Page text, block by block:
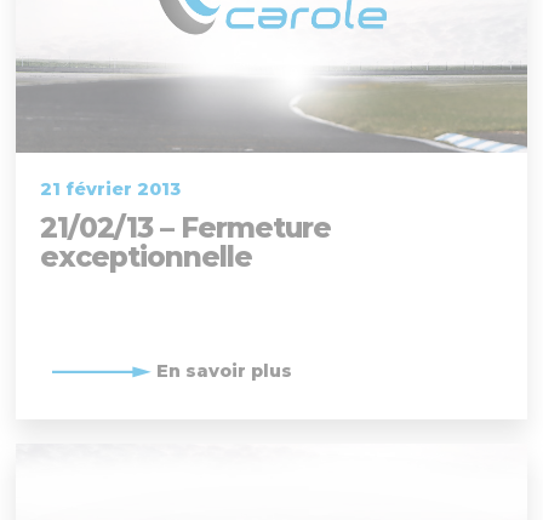
21 février 2013
21/02/13 – Fermeture
exceptionnelle
En savoir plus